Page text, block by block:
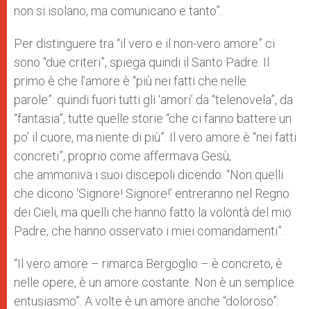
non si isolano, ma comunicano e tanto”.
Per distinguere tra “il vero e il non-vero amore” ci
sono “due criteri”, spiega quindi il Santo Padre. Il
primo è che l’amore è “più nei fatti che nelle
parole”: quindi fuori tutti gli ‘amori’ da “telenovela”, da
“fantasia”, tutte quelle storie “che ci fanno battere un
po’ il cuore, ma niente di più”. Il vero amore è “nei fatti
concreti”, proprio come affermava Gesù,
che ammoniva i suoi discepoli dicendo: “Non quelli
che dicono ‘Signore! Signore!’ entreranno nel Regno
dei Cieli, ma quelli che hanno fatto la volontà del mio
Padre, che hanno osservato i miei comandamenti”.
“Il vero amore – rimarca Bergoglio – è concreto, è
nelle opere, è un amore costante. Non è un semplice
entusiasmo”. A volte è un amore anche “doloroso”: